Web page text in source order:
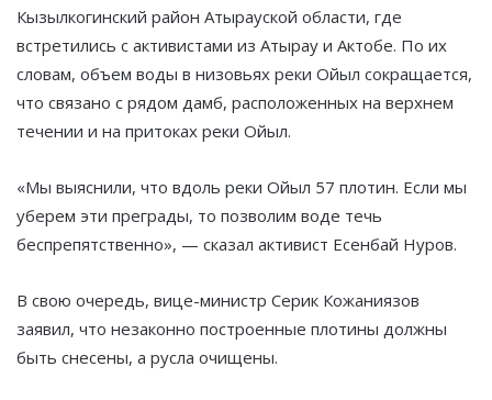
Кызылкогинский район Атырауской области, где
встретились с активистами из Атырау и Актобе. По их
словам, объем воды в низовьях реки Ойыл сокращается,
что связано с рядом дамб, расположенных на верхнем
течении и на притоках реки Ойыл.
«Мы выяснили, что вдоль реки Ойыл 57 плотин. Если мы
уберем эти преграды, то позволим воде течь
беспрепятственно», — сказал активист Есенбай Нуров.
В свою очередь, вице-министр Серик Кожаниязов
заявил, что незаконно построенные плотины должны
быть снесены, а русла очищены.